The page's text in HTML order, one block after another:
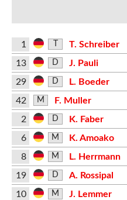
1
T. Schreiber
13
D J. Pauli
29 D L. Boeder
42 M
F. Muller
2
D
K. Faber
6
M
K. Amoako
8
M L. Herrmann
19 D
A. Rossipal
10
M
J. Lemmer